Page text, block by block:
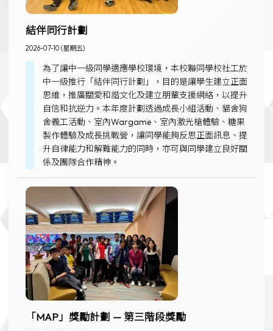
結伴同行計劃
2026-07-10 (星期五)
為了讓中一級同學適應學校環境，本校聯同學校社工於
中一級推行「結伴同行計劃」，目的是讓學生建立正面
思維，推廣關愛和諧文化及建立朋輩支援網絡，以提升
自信和抗逆力。本年度計劃透過成長小組活動、貓舍狗
舍義工活動、室內Wargame、室內激光槍體驗、糖果
製作體驗及成長挑戰營，讓同學能夠反思正面訊息、提
升自律能力和解難能力的同時，亦可與同學建立良好關
係及團隊合作精神。
「MAP」獎勵計劃 — 第三階段獎勵